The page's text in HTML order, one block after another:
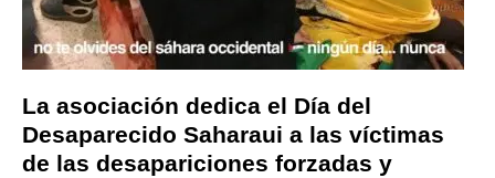
La asociación dedica el Día del
Desaparecido Saharaui a las víctimas
de las desapariciones forzadas y